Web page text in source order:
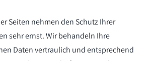
Seiten nehmen den Schutz Ihrer
sehr ernst. Wir behandeln Ihre
Daten vertraulich und entsprechend